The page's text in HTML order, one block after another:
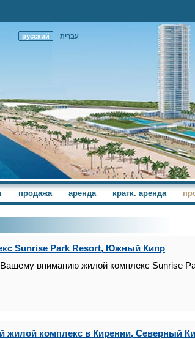
עברית русский
продажа аренда кратк. аренда
Sunrise Park Resort, Южный Кипр
вниманию жилой комплекс Sunrise
жилой комплекс в Кирении, Северный